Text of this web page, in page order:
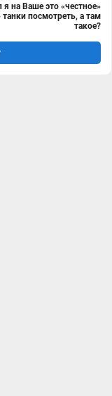
я на Ваше это «честное»
танки посмотреть, а там
такое?